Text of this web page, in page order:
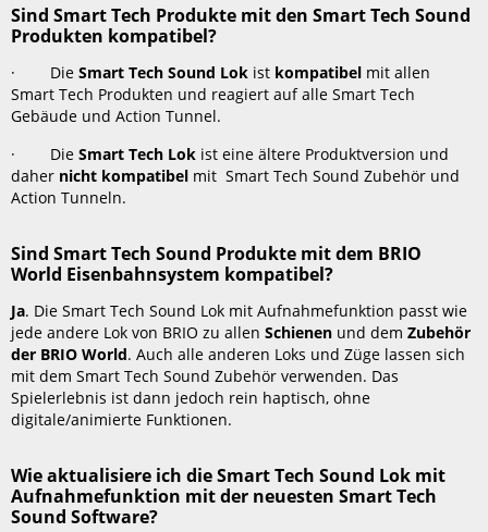
Smart
Tech
Lok
mit
Aufnahmefunktion?
Wie
funktioniert
die
Sound
App
mit
der
Lok?
Wie
kann
auf
Werkseinstellungen
zurücksetzen?
Sind Smart Tech Produkte mit den Smart Tech Sound
Produkten kompatibel?
· DieSmart Tech Sound Lok ist kompatibel mit allen
Smart Tech Produkten und reagiert auf alle Smart Tech
Gebäude und Action Tunnel.
· DieSmart Tech Lok ist eine ältere Produktversion und
daher nicht kompatibel mit Smart Tech Sound Zubehör und
Action Tunneln.
Sind Smart Tech Sound Produkte mit dem BRIO
World Eisenbahnsystem kompatibel?
Ja. Die Smart Tech Sound Lok mit Aufnahmefunktion passt wie
jede andere Lok von BRIO zu allenSchienen und dem Zubehör
der BRIO World. Auch alle anderen Loks und Züge lassen sich
mit dem Smart Tech Sound Zubehör verwenden. Das
Spielerlebnis ist dann jedoch rein haptisch, ohne
digitale/animierte Funktionen.
Wie aktualisiere ich die Smart Tech Sound Lok mit
Aufnahmefunktion mit der neuesten Smart Tech
Sound Software?